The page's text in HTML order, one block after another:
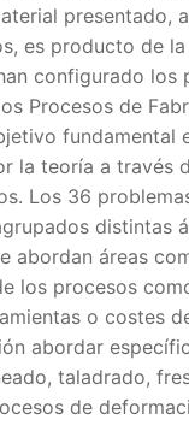
presentado,
es producto de
configurado los
Procesos de
fundamental
la teoría a través
Los 36
distintas
abordan áreas
los procesos
o costes
abordar
taladrado,
de